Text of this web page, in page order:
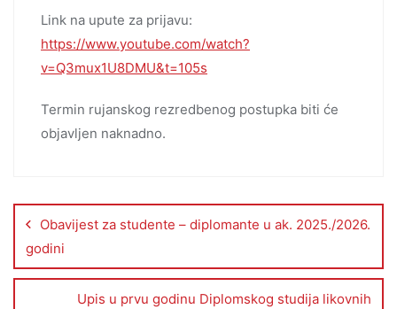
Link na upute za prijavu:
https://www.youtube.com/watch?
v=Q3mux1U8DMU&t=105s
Termin rujanskog rezredbenog postupka biti će
objavljen naknadno.
Obavijest za studente – diplomante u ak. 2025./2026.
godini
Upis u prvu godinu Diplomskog studija likovnih